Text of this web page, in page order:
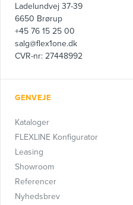
Ladelundvej 37-39
6650 Brørup
+45 76 15 25 00
salg@flex1one.dk
CVR-nr: 27448992
GENVEJE
Kataloger
FLEXLINE Konfigurator
Leasing
Showroom
Referencer
Nyhedsbrev